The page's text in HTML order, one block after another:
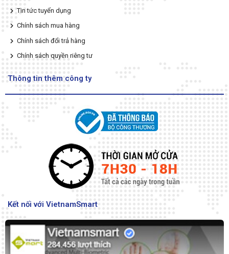
Tin tức tuyển dụng
Chính sách mua hàng
Chính sách đổi trả hàng
Chính sách quyền riêng tư
Thông tin thêm công ty
Kết nối với VietnamSmart